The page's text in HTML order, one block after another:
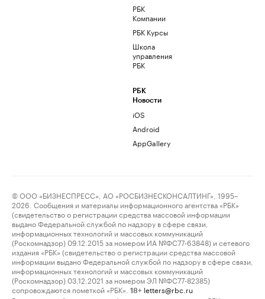
РБК
Компании
РБК Курсы
Школа
управления
РБК
РБК
Новости
iOS
Android
AppGallery
© ООО «БИЗНЕСПРЕСС», АО «РОСБИЗНЕСКОНСАЛТИНГ», 1995–
2026. Сообщения и материалы информационного агентства «РБК»
(свидетельство о регистрации средства массовой информации
выдано Федеральной службой по надзору в сфере связи,
информационных технологий и массовых коммуникаций
(Роскомнадзор) 09.12.2015 за номером ИА №ФС77-63848) и сетевого
издания «РБК» (свидетельство о регистрации средства массовой
информации выдано Федеральной службой по надзору в сфере связи,
информационных технологий и массовых коммуникаций
(Роскомнадзор) 03.12.2021 за номером ЭЛ №ФС77-82385)
сопровождаются пометкой «РБК».
18+ letters@rbc.ru